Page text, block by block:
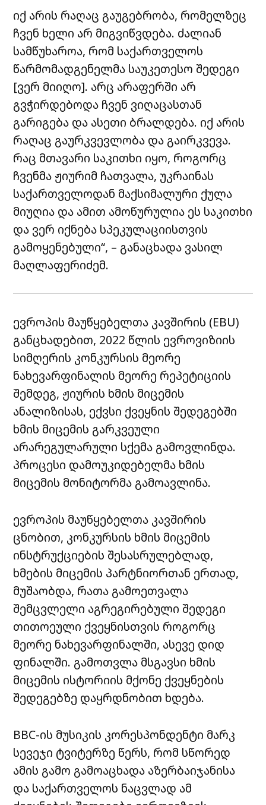
იქ არის რაღაც გაუგებრობა, რომელზეც
ჩვენ ხელი არ მიგვიწვდება. ძალიან
სამწუხაროა, რომ საქართველოს
წარმომადგენელმა საუკეთესო შედეგი
[ვერ მიიღო]. არც არაფერში არ
გვჭირდებოდა ჩვენ ვიღაცასთან
გარიგება და ასეთი ბრალდება. იქ არის
რაღაც გაურკვევლობა და გაირკვევა.
რაც მთავარი საკითხი იყო, როგორც
ჩვენმა ჟიურიმ ჩათვალა, უკრაინას
საქართველოდან მაქსიმალური ქულა
მიუღია და ამით ამოწურულია ეს საკითხი
და ვერ იქნება სპეკულაციისთვის
გამოყენებული“, – განაცხადა ვასილ
მაღლაფერიძემ.
ევროპის მაუწყებელთა კავშირის (EBU)
განცხადებით, 2022 წლის ევროვიზიის
სიმღერის კონკურსის მეორე
ნახევარფინალის მეორე რეპეტიციის
შემდეგ, ჟიურის ხმის მიცემის
ანალიზისას, ექვსი ქვეყნის შედეგებში
ხმის მიცემის გარკვეული
არარეგულარული სქემა გამოვლინდა.
პროცესი დამოუკიდებელმა ხმის
მიცემის მონიტორმა გამოავლინა.
ევროპის მაუწყებელთა კავშირის
ცნობით, კონკურსის ხმის მიცემის
ინსტრუქციების შესასრულებლად,
ხმების მიცემის პარტნიორთან ერთად,
მუშაობდა, რათა გამოეთვალა
შემცვლელი აგრეგირებული შედეგი
თითოეული ქვეყნისთვის როგორც
მეორე ნახევარფინალში, ასევე დიდ
ფინალში. გამოთვლა მსგავსი ხმის
მიცემის ისტორიის მქონე ქვეყნების
შედეგებზე დაყრდნობით ხდება.
BBC-ის მუსიკის კორესპონდენტი მარკ
სევეჯი ტვიტერზე წერს, რომ სწორედ
ამის გამო გამოაცხადა აზერბაიჯანისა
და საქართველოს ნაცვლად ამ